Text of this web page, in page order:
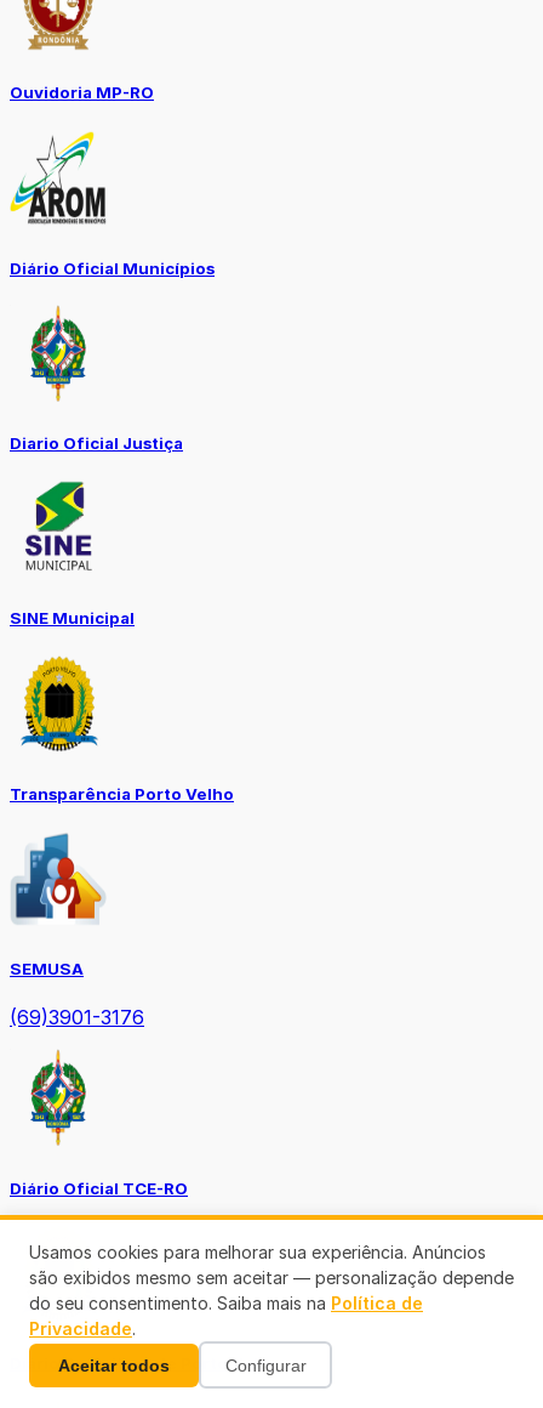
Ouvidoria MP-RO
Diário Oficial Municípios
Diario Oficial Justiça
SINE Municipal
Transparência Porto Velho
SEMUSA
(69)3901-3176
Diário Oficial TCE-RO
Diário Prefeitura de Porto Velho
Usamos cookies para melhorar sua experiência. Anúncios
são exibidos mesmo sem aceitar — personalização depende
do seu consentimento. Saiba mais na Política de
Privacidade.
Aceitar todos Configurar